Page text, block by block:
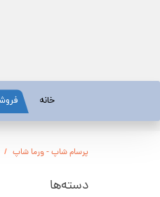
خانه
پرسام شاپ - ورما شاپ
دسته‌ها